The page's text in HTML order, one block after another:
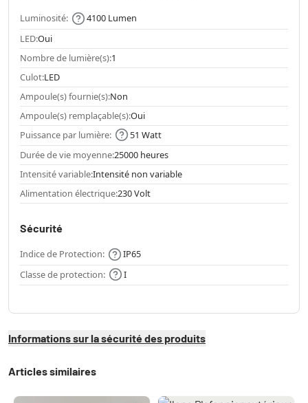
Luminosité:
4100 Lumen
LED:Oui
Nombre de lumière(s):1
Culot:LED
Ampoule(s) fournie(s):Non
Ampoule(s) remplaçable(s):Oui
Puissance par lumière:
51 Watt
Durée de vie moyenne:25000 heures
Intensité variable:Intensité non variable
Alimentation électrique:230 Volt
Sécurité
Indice de Protection:
IP65
Classe de protection:
I
Informations sur la sécurité des produits
Articles similaires